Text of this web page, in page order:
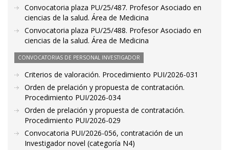
Convocatoria plaza PU/25/487. Profesor Asociado en
ciencias de la salud. Área de Medicina
Convocatoria plaza PU/25/488. Profesor Asociado en
ciencias de la salud. Área de Medicina
CONVOCATORIAS DE PERSONAL INVESTIGADOR
Criterios de valoración. Procedimiento PUI/2026-031
Orden de prelación y propuesta de contratación.
Procedimiento PUI/2026-034
Orden de prelación y propuesta de contratación.
Procedimiento PUI/2026-029
Convocatoria PUI/2026-056, contratación de un
Investigador novel (categoría N4)